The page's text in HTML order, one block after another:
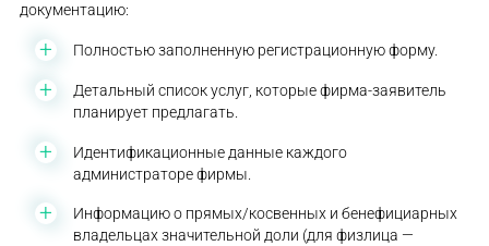
документацию:
Полностью заполненную регистрационную форму.
Детальный список услуг, которые фирма-заявитель
планирует предлагать.
Идентификационные данные каждого
администраторе фирмы.
Информацию о прямых/косвенных и бенефициарных
владельцах значительной доли (для физлица —